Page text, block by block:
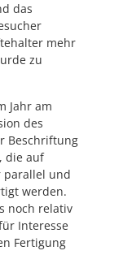
das
mehr
zu
Jahr am
des
Beschriftung
die auf
parallel und
werden.
noch relativ
Interesse
Fertigung